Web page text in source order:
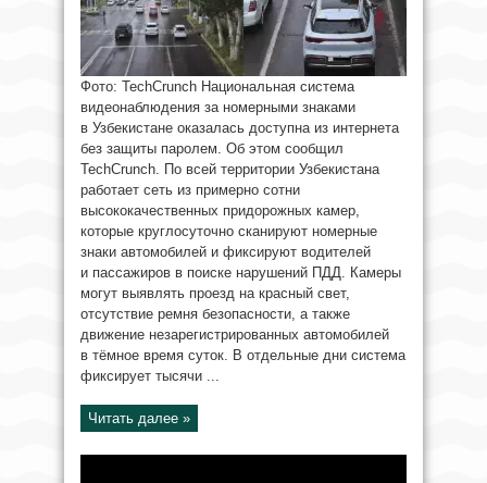
Фото: TechCrunch Национальная система
видеонаблюдения за номерными знаками
в Узбекистане оказалась доступна из интернета
без защиты паролем. Об этом сообщил
TechCrunch. По всей территории Узбекистана
работает сеть из примерно сотни
высококачественных придорожных камер,
которые круглосуточно сканируют номерные
знаки автомобилей и фиксируют водителей
и пассажиров в поиске нарушений ПДД. Камеры
могут выявлять проезд на красный свет,
отсутствие ремня безопасности, а также
движение незарегистрированных автомобилей
в тёмное время суток. В отдельные дни система
фиксирует тысячи ...
Читать далее »